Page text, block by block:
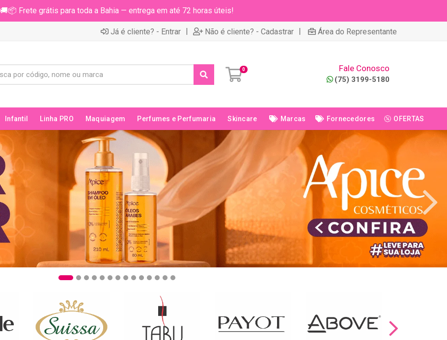
🚚📦 Frete grátis para toda a Bahia — entrega em até 72 horas úteis!
Já é cliente? - Entrar | Não é cliente? - Cadastrar | Área do Representante
0 Fale Conosco
(75) 3199-5180
Infantil Linha PRO Maquiagem Perfumes e Perfumaria Skincare Marcas Fornecedores OFERTAS